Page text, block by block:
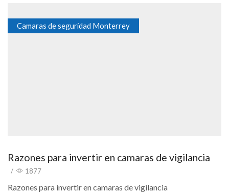
Camaras de seguridad Monterrey
Razones para invertir en camaras de vigilancia
/ 1877
Razones para invertir en camaras de vigilancia